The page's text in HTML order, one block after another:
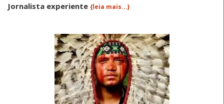
Jornalista experiente {leia mais...}